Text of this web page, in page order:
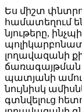
Ես միշտ
համատեղում
նյութերը,
լողավազանի
ճառագայթման
պատյանի
նույնիսկ
գտնվելուց